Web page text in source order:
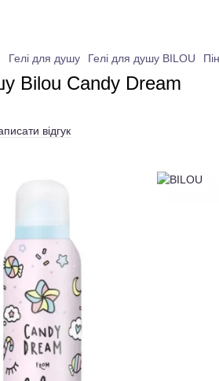
Гелі для душу Гелі для душу BILOU
Bilou Candy Dream
відгук